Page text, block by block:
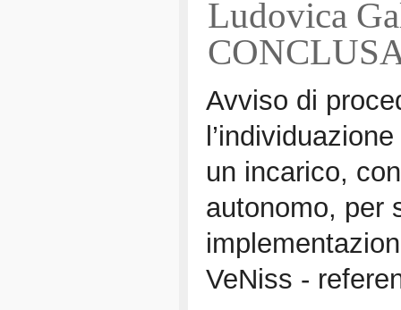
Ludovica
Avviso di
un incarico,
autonomo, per
VeNiss -